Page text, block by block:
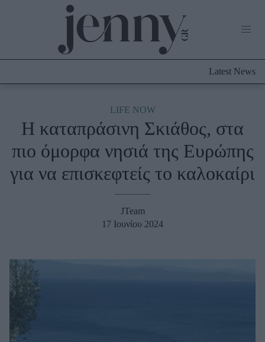
Culture
Fashion
Shopping
Styling Tips
Fashion News
Μαλλιά - Νύχια
Μακιγιάζ
Beauty News
Well being
Latest News
LIFE NOW
Η καταπράσινη Σκιάθος, στα
πιο όμορφα νησιά της Ευρώπης
για να επισκεφτείς το καλοκαίρι
JTeam
17 Ιουνίου 2024